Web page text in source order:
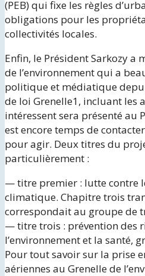
(PEB) qui fixe les règles
obligations pour les
collectivités locales.
Enfin, le Président Sarkozy a
de l’environnement qui a
politique et médiatique
de loi Grenelle1, incluant les
intéressent sera présenté au
est encore temps de
pour agir. Deux titres du
particulièrement :
— titre premier : lutte contre
climatique. Chapitre trois
correspondait au groupe de
— titre trois : prévention des
l’environnement et la santé,
Pour tout savoir sur la prise
aériennes au Grenelle de